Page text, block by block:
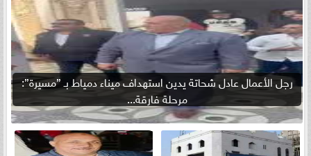
رجل الأعمال عادل شحاتة يدين استهداف ميناء دمياط بـ ”مسيرة”:
مرحلة فارقة...